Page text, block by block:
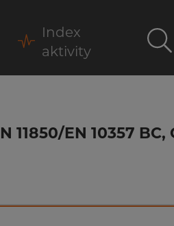
Index
aktivity
EN 10357 BC,